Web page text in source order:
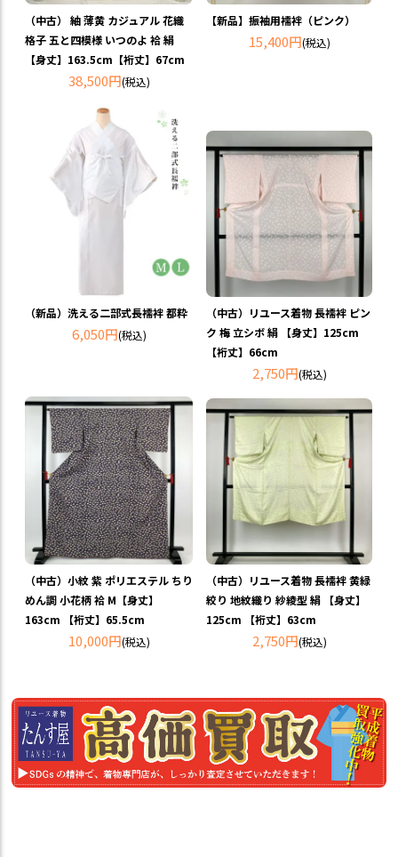
（中古） 紬 薄黄 カジュアル 花織
格子 五と四模様 いつのよ 袷 絹
【身丈】163.5cm【裄丈】67cm
38,500円(税込)
【新品】振袖用襦袢（ピンク）
15,400円(税込)
（新品）洗える二部式長襦袢 都粋
6,050円(税込)
（中古）リユース着物 長襦袢 ピン
ク 梅 立シボ 絹 【身丈】125cm
【裄丈】66cm
2,750円(税込)
（中古）小紋 紫 ポリエステル ちり
めん調 小花柄 袷 M【身丈】
163cm 【裄丈】65.5cm
10,000円(税込)
（中古）リユース着物 長襦袢 黄緑
絞り 地紋織り 紗綾型 絹 【身丈】
125cm 【裄丈】63cm
2,750円(税込)